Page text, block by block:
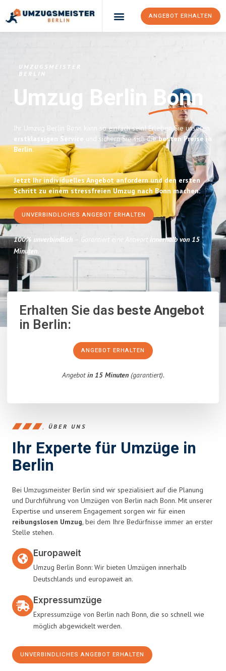
ANGEBOT ERHALTEN
UMZUGSMEISTER
BERLIN
Umzug Berlin Bonn
Ihr Umzug Berlin Bonn kann so einfach sein! Erleben Sie unseren
erstklassigen Service
und sichern Sie sich diebesten Preise in
Berlin.
Jetzt Ihr individuelles Angebot anfordern und den ersten
Schritt zu einem stressfreien Umzug nach Bonn machen:
UNVERBINDLICHES ANGEBOT ERHALTEN
100% unverbindlich – Garantiert eine Antwort
innerhalb von 15
Minuten.
Erhalten Sie dasbeste Angebot
in Berlin:
ANGEBOT ERHALTEN
Angebotin 15 Minuten(garantiert).
ÜBER UNS
Ihr Experte für Umzüge in
Berlin
Bei Umzugsmeister Berlin sind wir spezialisiert auf die Planung
und Durchführung von Umzügen von Berlin nach Bonn. Mit unserer
Expertise und unserem Engagement sorgen wir für einen
reibungslosen Umzug, bei dem Ihre Bedürfnisse immer an erster
Stelle stehen.
Europaweit
Umzug Berlin Bonn: Wir bieten Umzügen innerhalb
Deutschlands und europaweit an.
Expressumzüge
Expressumzüge von Berlin nach Bonn, die so schnell wie
möglich abgewickelt werden.
UNVERBINDLICHES ANGEBOT ERHALTEN